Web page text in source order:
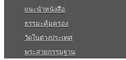
แนะนำหนังสือ
ธรรมะคุ้มครอง
วัดในต่างประเทศ
พระสายกรรมฐาน